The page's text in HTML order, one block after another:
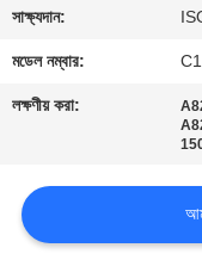
PRIVACY
POLICY
সাক্ষ্যদান:
মডেল নম্বার:
লক্ষণীয় করা:
150